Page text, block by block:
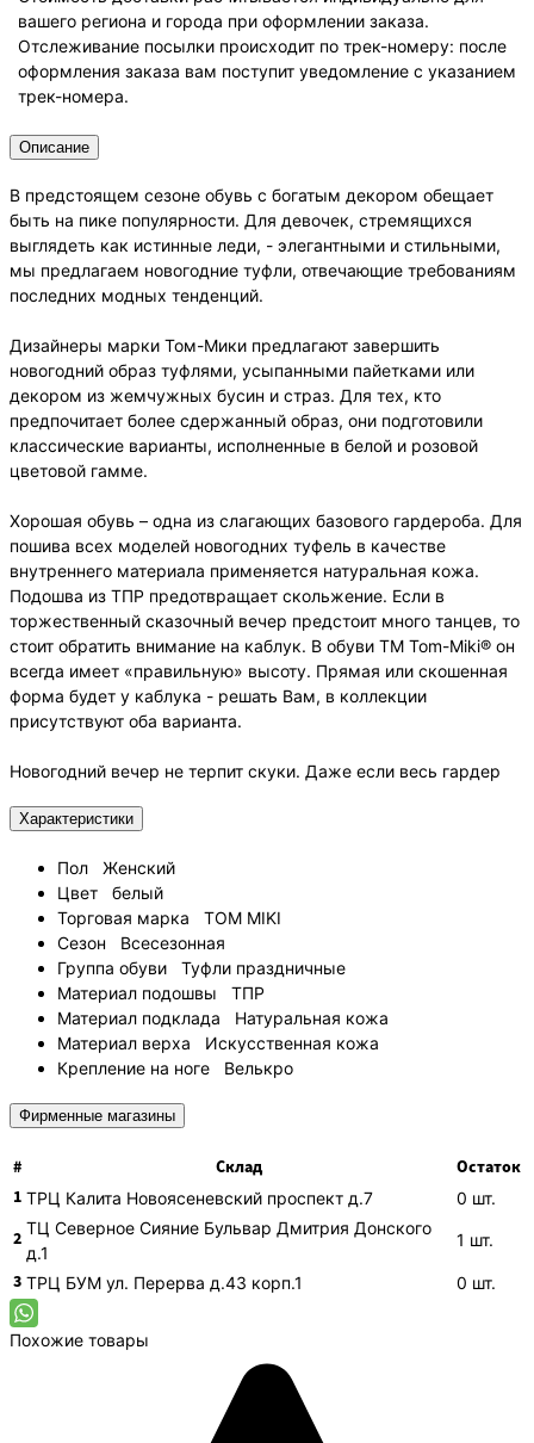
вашего региона и города при оформлении заказа.
Отслеживание посылки происходит по трек-номеру: после
оформления заказа вам поступит уведомление с указанием
трек-номера.
Описание
В предстоящем сезоне обувь с богатым декором обещает
быть на пике популярности. Для девочек, стремящихся
выглядеть как истинные леди, - элегантными и стильными,
мы предлагаем новогодние туфли, отвечающие требованиям
последних модных тенденций.
Дизайнеры марки Том-Мики предлагают завершить
новогодний образ туфлями, усыпанными пайетками или
декором из жемчужных бусин и страз. Для тех, кто
предпочитает более сдержанный образ, они подготовили
классические варианты, исполненные в белой и розовой
цветовой гамме.
Хорошая обувь – одна из слагающих базового гардероба. Для
пошива всех моделей новогодних туфель в качестве
внутреннего материала применяется натуральная кожа.
Подошва из ТПР предотвращает скольжение. Если в
торжественный сказочный вечер предстоит много танцев, то
стоит обратить внимание на каблук. В обуви ТМ Tom-Miki® он
всегда имеет «правильную» высоту. Прямая или скошенная
форма будет у каблука - решать Вам, в коллекции
присутствуют оба варианта.
Новогодний вечер не терпит скуки. Даже если весь гардер
Характеристики
Пол
Женский
Цвет
белый
Торговая марка
TOM MIKI
Сезон
Всесезонная
Группа обуви
Туфли праздничные
Материал подошвы
ТПР
Материал подклада
Натуральная кожа
Материал верха
Искусственная кожа
Крепление на ноге
Велькро
Фирменные магазины
# Склад
Остаток
1 ТРЦ Калита Новоясеневский проспект д.7 0 шт.
2 ТЦ Северное Сияние Бульвар Дмитрия Донского
д.1
1 шт.
3 ТРЦ БУМ ул. Перерва д.43 корп.1 0 шт.
Похожие товары